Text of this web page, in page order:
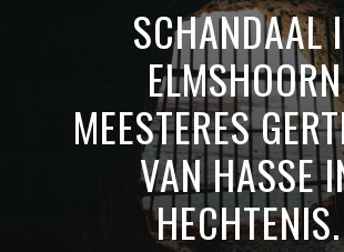
SCHANDAAL
MEESTERES
VAN HASSE
HECHTENIS.